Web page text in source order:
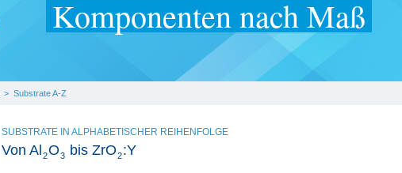
Komponenten nach Maß
> Substrate A-Z
SUBSTRATE IN ALPHABETISCHER REIHENFOLGE
Von Al 2O3 bis ZrO2:Y